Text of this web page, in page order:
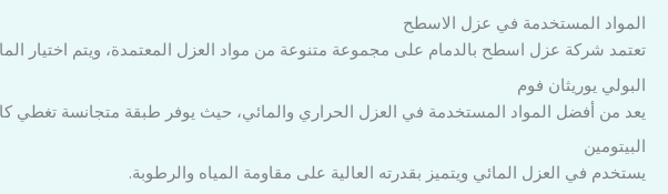
المواد المستخدمة في عزل الاسطح
تعتمد شركة عزل اسطح بالدمام على مجموعة متنوعة من مواد العزل المعتمدة، ويتم اختيار
البولي يوريثان فوم
يعد من أفضل المواد المستخدمة في العزل الحراري والمائي، حيث يوفر طبقة متجانسة تغطي
البيتومين
يستخدم في العزل المائي ويتميز بقدرته العالية على مقاومة المياه والرطوبة.